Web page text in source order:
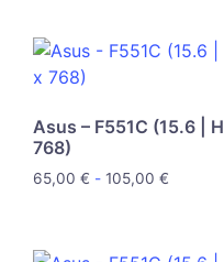
Asus – F551C (15.6 |
768)
65,00€ - 105,00€